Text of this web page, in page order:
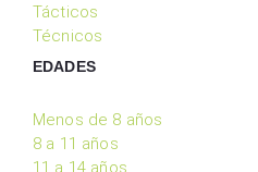
Tácticos
Técnicos
EDADES
Menos de 8 años
8 a 11 años
11 a 14 años